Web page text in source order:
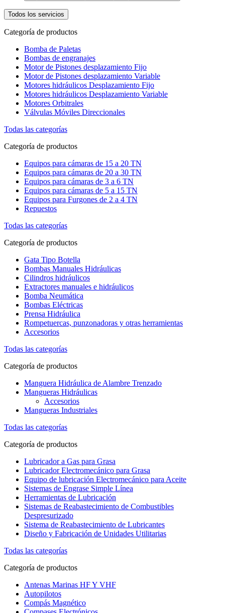
Todos los servicios
Categoría de productos
Bomba de Paletas
Bombas de engranajes
Motor de Pistones desplazamiento Fijo
Motor de Pistones desplazamiento Variable
Motores hidráulicos Desplazamiento Fijo
Motores hidráulicos Desplazamiento Variable
Motores Orbitrales
Válvulas Móviles Direccionales
Todas las categorías
Categoría de productos
Equipos para cámaras de 15 a 20 TN
Equipos para cámaras de 20 a 30 TN
Equipos para cámaras de 3 a 6 TN
Equipos para cámaras de 5 a 15 TN
Equipos para Furgones de 2 a 4 TN
Repuestos
Todas las categorías
Categoría de productos
Gata Tipo Botella
Bombas Manuales Hidráulicas
Cilindros hidráulicos
Extractores manuales e hidráulicos
Bomba Neumática
Bombas Eléctricas
Prensa Hidráulica
Rompetuercas, punzonadoras y otras herramientas
Accesorios
Todas las categorías
Categoría de productos
Manguera Hidráulica de Alambre Trenzado
Mangueras Hidráulicas
Accesorios
Mangueras Industriales
Todas las categorías
Categoría de productos
Lubricador a Gas para Grasa
Lubricador Electromecánico para Grasa
Equipo de lubricación Electromecánico para Aceite
Sistemas de Engrase Simple Línea
Herramientas de Lubricación
Sistemas de Reabastecimiento de Combustibles
Despresurizado
Sistema de Reabastecimiento de Lubricantes
Diseño y Fabricación de Unidades Utilitarias
Todas las categorías
Categoría de productos
Antenas Marinas HF Y VHF
Autopilotos
Compás Magnético